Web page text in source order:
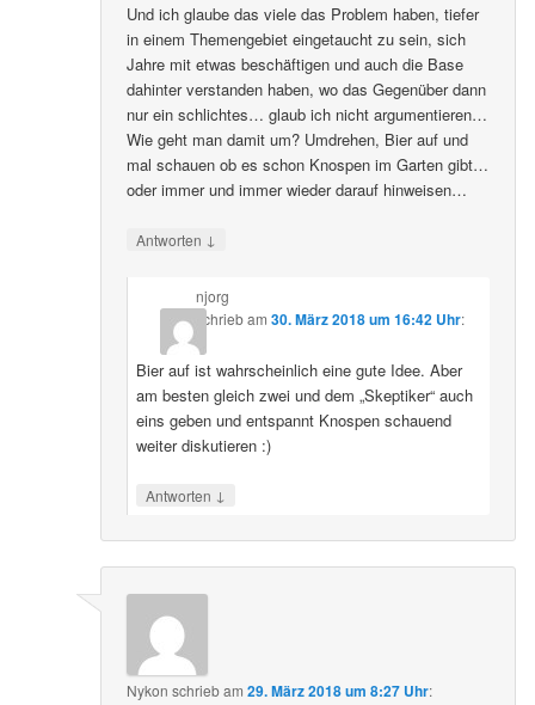
Und ich glaube das viele das Problem haben, tiefer
in einem Themengebiet eingetaucht zu sein, sich
Jahre mit etwas beschäftigen und auch die Base
dahinter verstanden haben, wo das Gegenüber dann
nur ein schlichtes… glaub ich nicht argumentieren…
Wie geht man damit um? Umdrehen, Bier auf und
mal schauen ob es schon Knospen im Garten gibt…
oder immer und immer wieder darauf hinweisen…
Antworten ↓
njorg
schriebam 30. März 2018 um 16:42 Uhr:
Bier auf ist wahrscheinlich eine gute Idee. Aber
am besten gleich zwei und dem „Skeptiker“ auch
eins geben und entspannt Knospen schauend
weiter diskutieren :)
Antworten ↓
Nykon schriebam29. März 2018 um 8:27 Uhr: